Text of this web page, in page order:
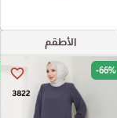
الأطقم
favorite_border -66%